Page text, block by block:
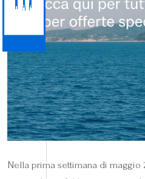
Nella prima settimana di maggio